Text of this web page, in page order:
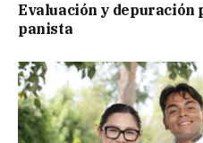
Evaluación y
panista